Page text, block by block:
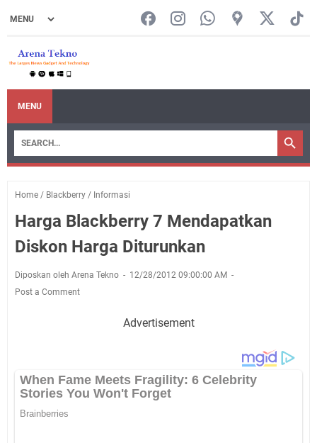
MENU
Home / Blackberry / Informasi
Harga Blackberry 7 Mendapatkan
Diskon Harga Diturunkan
Diposkan oleh Arena Tekno
12/28/2012 09:00:00 AM
Post a Comment
Advertisement